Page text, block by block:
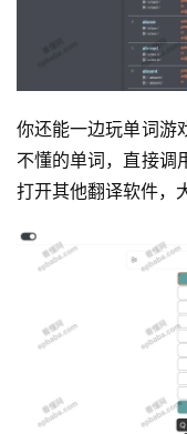
你还能一边玩单词游
不懂的单词，直接调
打开其他翻译软件，